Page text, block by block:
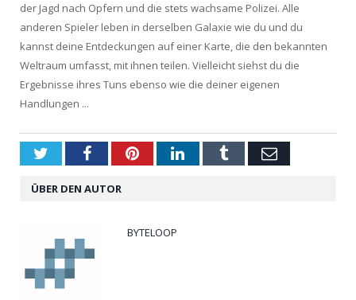
der Jagd nach Opfern und die stets wachsame Polizei. Alle
anderen Spieler leben in derselben Galaxie wie du und du
kannst deine Entdeckungen auf einer Karte, die den bekannten
Weltraum umfasst, mit ihnen teilen. Vielleicht siehst du die
Ergebnisse ihres Tuns ebenso wie die deiner eigenen
Handlungen ...
TwitterFacebookPinterestLinkedInTumblrEmail
ÜBER DEN AUTOR
BYTELOOP